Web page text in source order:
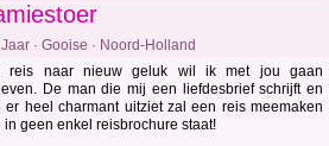
· Gooise · Noord-Holland
reis naar nieuw geluk wil ik met jou gaan
De man die mij een liefdesbrief schrijft en
er heel charmant uitziet zal een reis meemaken
in geen enkel reisbrochure staat!